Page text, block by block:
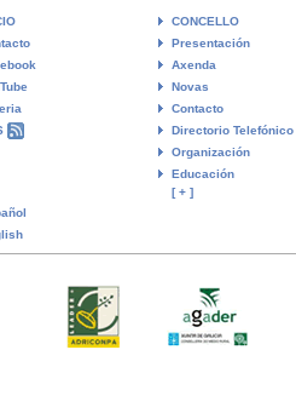
CONCELLO
Presentación
Axenda
Novas
Contacto
Directorio Telefónico
Organización
Educación
[ + ]